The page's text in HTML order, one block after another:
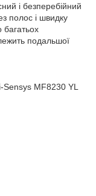
і безперебійний
полос і швидку
багатьох
подальшої
MF8230 YL